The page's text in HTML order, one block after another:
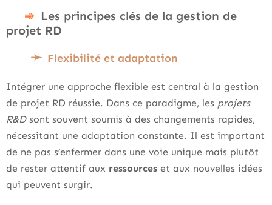
Les principes clés de la gestion de
projet RD
Flexibilité et adaptation
Intégrer une approche flexible est central à la gestion
de projet RD réussie. Dans ce paradigme, les projets
R&Dsont souvent soumis à des changements rapides,
nécessitant une adaptation constante. Il est important
de ne pas s’enfermer dans une voie unique mais plutôt
de rester attentif aux ressources et aux nouvelles idées
qui peuvent surgir.